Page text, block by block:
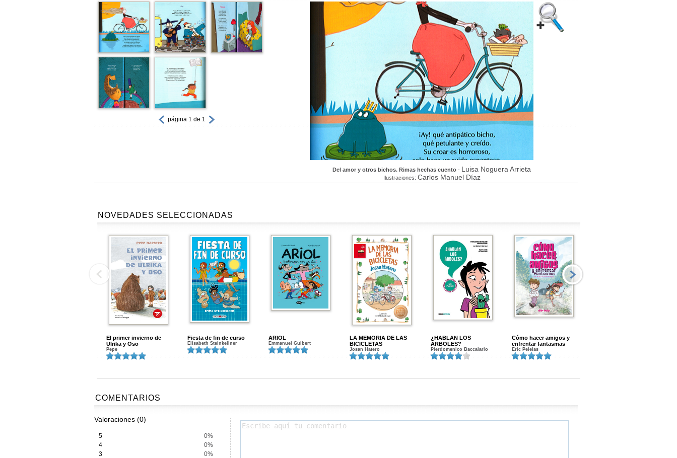
página 1 de 1
Del amor y otros bichos. Rimas hechas cuento - Luisa Noguera Arrieta
Ilustraciones: Carlos Manuel Díaz
NOVEDADES SELECCIONADAS
El primer invierno de
Ulrika y Oso
Pepe
Fiesta de fin de curso
Elisabeth Steinkellner
ARIOL
Emmanuel Guibert
LA MEMORIA DE LAS
BICICLETAS
Josan Hatero
¿HABLAN LOS
ÁRBOLES?
Pierdomenico Baccalario
Cómo hacer amigos y
enfrentar fantasmas
Eric Peleias
COMENTARIOS
Valoraciones (0)
5
0%
4
0%
3
0%